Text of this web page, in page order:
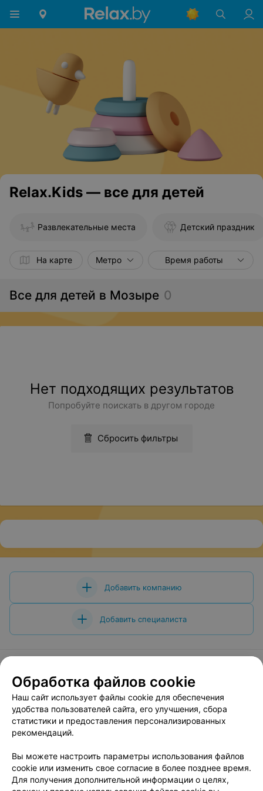
Relax.Kids — все для детей
Развлекательные места Детский праздник
На карте Метрo Время работы
Все для детей в Мозыре 0
Нет подходящих результатов
Попробуйте поискать в другом городе
Сбросить фильтры
Добавить компанию
Добавить специалиста
О проекте Новости проекта
Вакансии
Публичный договор
Способы оплаты
Публичный договор по использованию сервиса
Написать в поддержку
Связаться по вопросам сотрудничества
Обработка файлов cookie
Наш сайт использует файлы cookie для обеспечения
удобства пользователей сайта, его улучшения, сбора
статистики и предоставления персонализированных
рекомендаций.
Вы можете настроить параметры использования файлов
cookie или изменить свое согласие в более позднее время.
Для получения дополнительной информации о целях,